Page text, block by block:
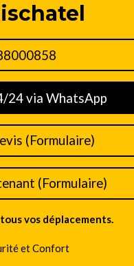
24 via WhatsApp
(Formulaire)
(Formulaire)
vos déplacements.
et Confort